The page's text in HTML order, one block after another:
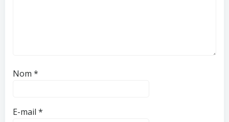
Nom *
E-mail *